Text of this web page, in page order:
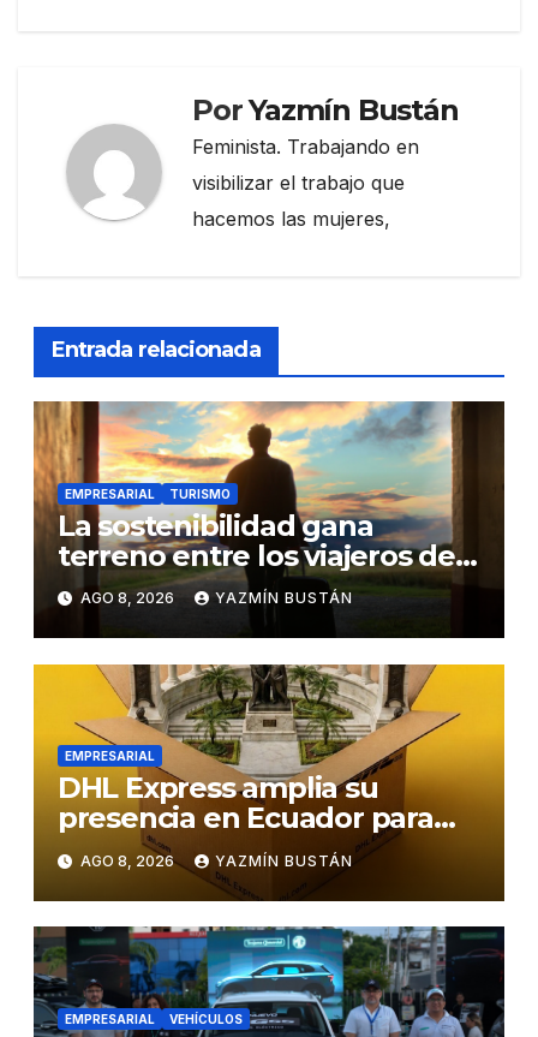
PorYazmín Bustán
Feminista. Trabajando en
visibilizar el trabajo que
hacemos las mujeres,
Entrada relacionada
EMPRESARIAL TURISMO
La sostenibilidad gana
terreno entre los viajeros de
negocios
AGO 8, 2026 YAZMÍN BUSTÁN
EMPRESARIAL
DHL Express amplia su
presencia en Ecuador para
responder al crecimiento de
las exportaciones
AGO 8, 2026 YAZMÍN BUSTÁN
EMPRESARIAL VEHÍCULOS